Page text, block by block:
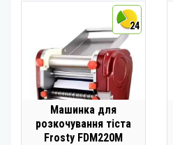
24
Машинка для
розкочування тіста
Frosty FDM220M